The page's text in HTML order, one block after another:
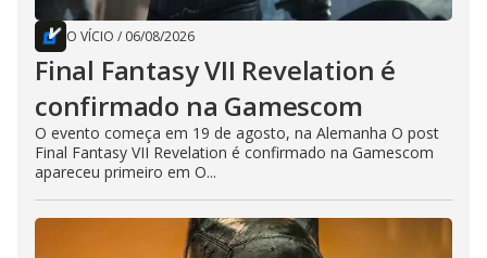
O VÍCIO / 06/08/2026
Final Fantasy VII Revelation é
confirmado na Gamescom
O evento começa em 19 de agosto, na Alemanha O post
Final Fantasy VII Revelation é confirmado na Gamescom
apareceu primeiro em O...